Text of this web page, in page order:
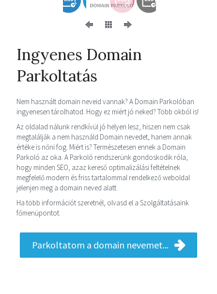
Ingyenes Domain
Parkoltatás
Nem használt domain neveid vannak? A Domain Parkolóban
ingyenesen tárolhatod. Hogy ez miért jó neked? Több okból is!
Az oldalad nálunk rendkívül jó helyen lesz, hiszen nem csak
megtalálják a nem használd Domain nevedet, hanem annak
értéke is nőni fog. Miért is? Természetesen ennek a Domain
Parkoló az oka. A Parkoló rendszerünk gondoskodik róla,
hogy minden SEO, azaz kereső optimalizálási feltételnek
megfelelő modern és friss tartalommal rendelkező weboldal
jelenjen meg a domain neved alatt.
Ha több információt szeretnél, olvasd el a Szolgáltatásaink
főmenüpontot.
Parkoltatom a domain nevemet...